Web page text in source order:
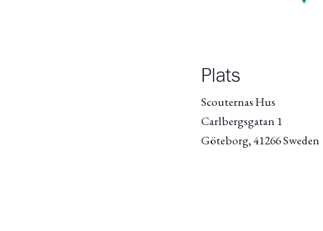
Plats
Scouternas Hus
Carlbergsgatan 1
Göteborg,41266Sweden